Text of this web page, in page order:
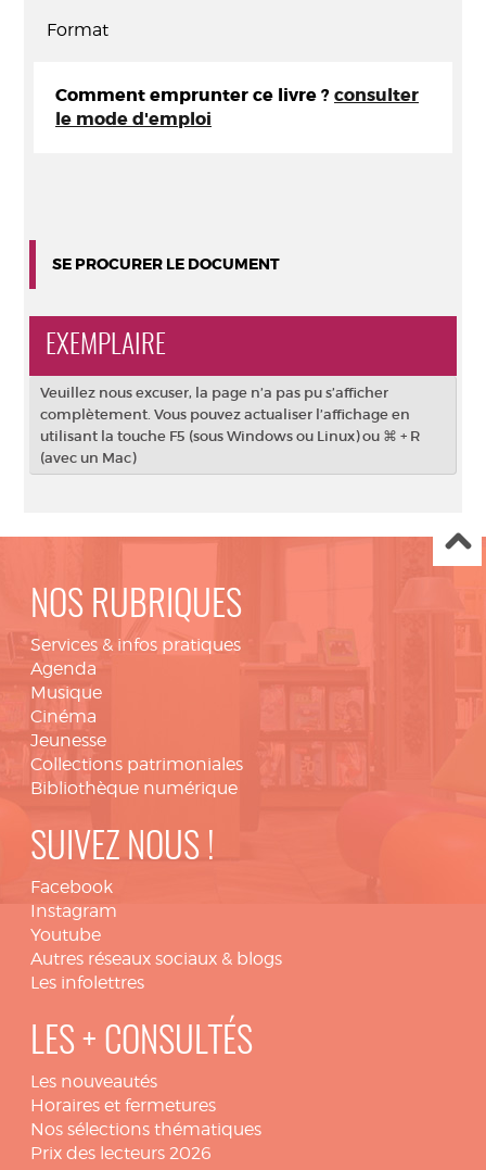
Format
Comment emprunter ce livre ? consulter
le mode d'emploi
SE PROCURER LE DOCUMENT
EXEMPLAIRE
Veuillez nous excuser, la page n’a pas pu s’afficher
complètement. Vous pouvez actualiser l’affichage en
utilisant la touche F5 (sous Windows ou Linux) ou ⌘ + R
(avec un Mac)
NOS RUBRIQUES
Services & infos pratiques
Agenda
Musique
Cinéma
Jeunesse
Collections patrimoniales
Bibliothèque numérique
SUIVEZ NOUS !
Facebook
Instagram
Youtube
Autres réseaux sociaux & blogs
Les infolettres
LES + CONSULTÉS
Les nouveautés
Horaires et fermetures
Nos sélections thématiques
Prix des lecteurs 2026